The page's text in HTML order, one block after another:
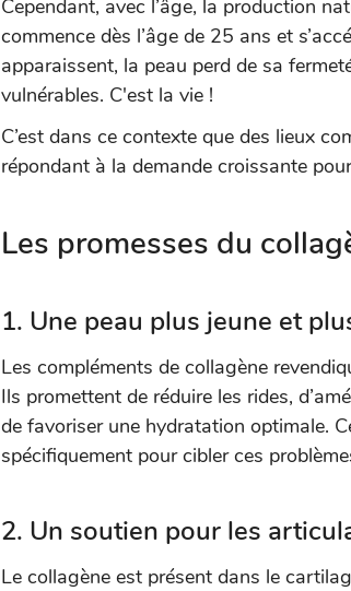
Cependant, avec l’âge, la production
commence dès l’âge de 25 ans et
apparaissent, la peau perd de sa
vulnérables. C'est la vie !
C’est dans ce contexte que des lieux
répondant à la demande croissante
Les promesses du
1. Une peau plus jeune et
Les compléments de collagène
Ils promettent de réduire les rides,
de favoriser une hydratation optimale.
spécifiquement pour cibler ces
2. Un soutien pour les
Le collagène est présent dans le